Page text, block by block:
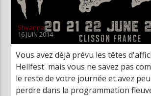
Shyanna
16 JUIN 2014
Vous avez déjà prévu les têtes
Hellfest mais vous ne savez pas
le reste de votre journée et avez
perdre dans la programmation